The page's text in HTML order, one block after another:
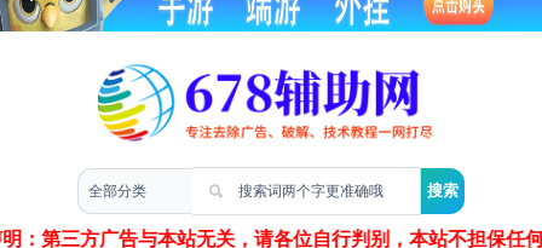
明：第三方广告与本站无关，请各位自行判别，本站不担保